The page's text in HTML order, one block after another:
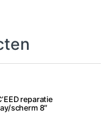
reparatie
scherm 8″